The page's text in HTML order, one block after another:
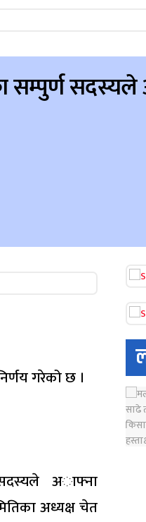
सम्पुर्ण
गरेको छ ।
सदस्यले अाफ्ना
अध्यक्ष चेत